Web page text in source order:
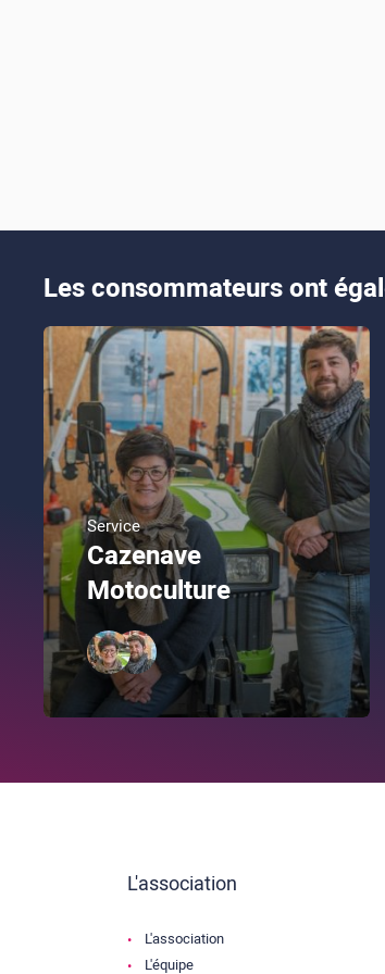
Les consommateurs ont
Service
Cazenave
Motoculture
L'association
L'association
L'équipe